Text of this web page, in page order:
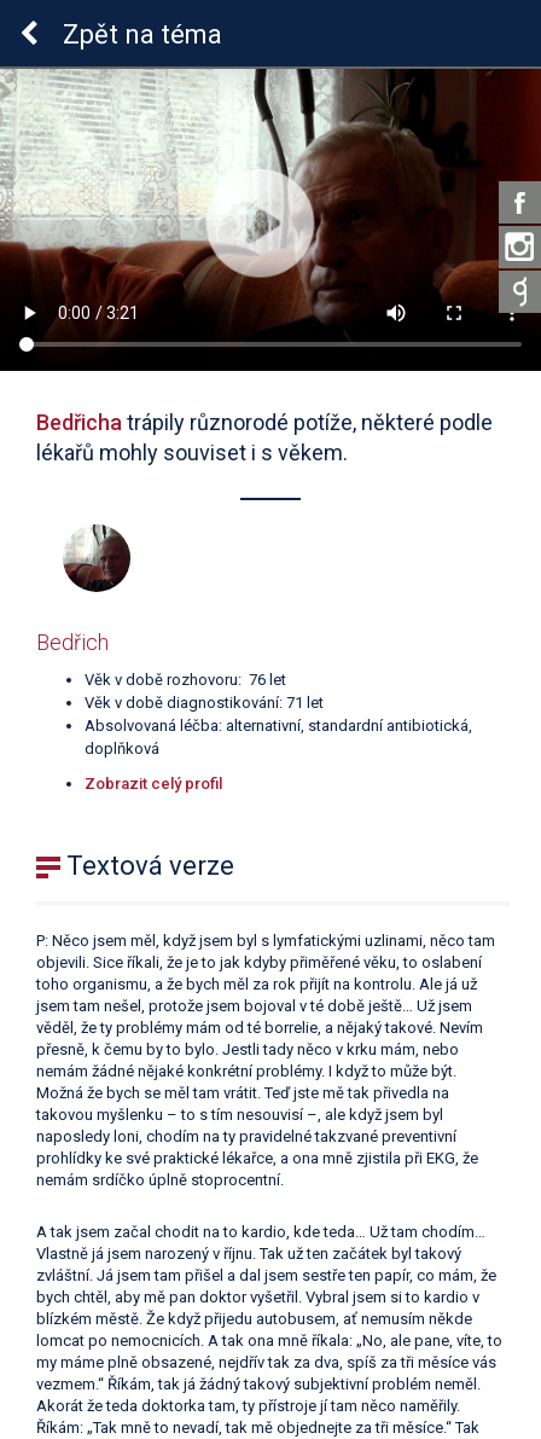
Lymeská borrelióza
Zpět na téma
Bedřicha trápily různorodé potíže, některé podle
lékařů mohly souviset i s věkem.
Bedřich
Věk v době rozhovoru: 76 let
Věk v době diagnostikování: 71 let
Absolvovaná léčba: alternativní, standardní antibiotická,
doplňková
Zobrazit celý profil
Textová verze
P: Něco jsem měl, když jsem byl s lymfatickými uzlinami, něco tam
objevili. Sice říkali, že je to jak kdyby přiměřené věku, to oslabení
toho organismu, a že bych měl za rok přijít na kontrolu. Ale já už
jsem tam nešel, protože jsem bojoval v té době ještě… Už jsem
věděl, že ty problémy mám od té borrelie, a nějaký takové. Nevím
přesně, k čemu by to bylo. Jestli tady něco v krku mám, nebo
nemám žádné nějaké konkrétní problémy. I když to může být.
Možná že bych se měl tam vrátit. Teď jste mě tak přivedla na
takovou myšlenku – to s tím nesouvisí –, ale když jsem byl
naposledy loni, chodím na ty pravidelné takzvané preventivní
prohlídky ke své praktické lékařce, a ona mně zjistila při EKG, že
nemám srdíčko úplně stoprocentní.
A tak jsem začal chodit na to kardio, kde teda… Už tam chodím…
Vlastně já jsem narozený v říjnu. Tak už ten začátek byl takový
zvláštní. Já jsem tam přišel a dal jsem sestře ten papír, co mám, že
bych chtěl, aby mě pan doktor vyšetřil. Vybral jsem si to kardio v
blízkém městě. Že když přijedu autobusem, ať nemusím někde
lomcat po nemocnicích. A tak ona mně říkala: „No, ale pane, víte, to
my máme plně obsazené, nejdřív tak za dva, spíš za tři měsíce vás
vezmem.“ Říkám, tak já žádný takový subjektivní problém neměl.
Akorát že teda doktorka tam, ty přístroje jí tam něco naměřily.
Říkám: „Tak mně to nevadí, tak mě objednejte za tři měsíce.“ Tak